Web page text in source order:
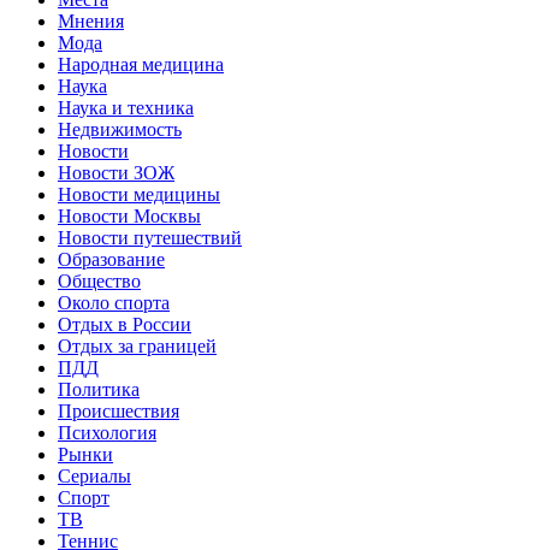
Мнения
Мода
Народная медицина
Наука
Наука и техника
Недвижимость
Новости
Новости ЗОЖ
Новости медицины
Новости Москвы
Новости путешествий
Образование
Общество
Около спорта
Отдых в России
Отдых за границей
ПДД
Политика
Происшествия
Психология
Рынки
Сериалы
Спорт
ТВ
Теннис